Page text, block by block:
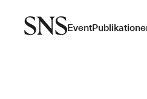
Event